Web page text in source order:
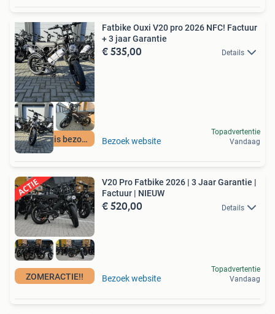
24H gratis bezorgd
Fatbike Ouxi V20 pro 2026 NFC! Factuur
+ 3 jaar Garantie
€ 535,00 Details
Bezoek website
Topadvertentie
Vandaag
ZOMERACTIE!!
V20 Pro Fatbike 2026 | 3 Jaar Garantie |
Factuur | NIEUW
€ 520,00 Details
Bezoek website
Topadvertentie
Vandaag